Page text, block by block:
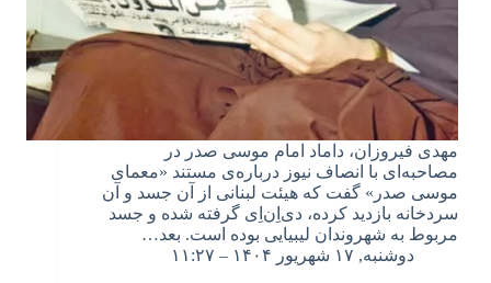
مهدی فیروزان، داماد امام موسی صدر در
مصاحبه‌ای با انصاف نیوز درباره‌ی مستند «معمای
موسی صدر» گفت که هیئت لبنانی از آن جسد و آن
سردخانه بازدید کرده، دی‌اِن‌اِی گرفته شده و جسد
مربوط به شهروندان لیبیایی بوده است. بعد…
دوشنبه, ۱۷ شهریور ۱۴۰۴ – ۱۱:۲۷